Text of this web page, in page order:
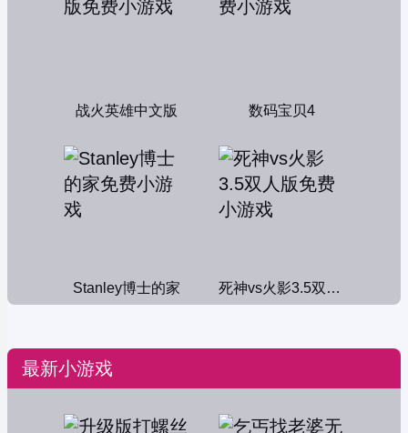
战火英雄中文版 数码宝贝4
Stanley博士的家 死神vs火影3.5双人版
最新小游戏